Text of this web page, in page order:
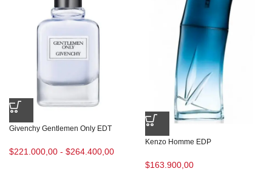
Givenchy Gentlemen Only EDT
$221.000,00 - $264.400,00
Kenzo Homme EDP
$163.900,00